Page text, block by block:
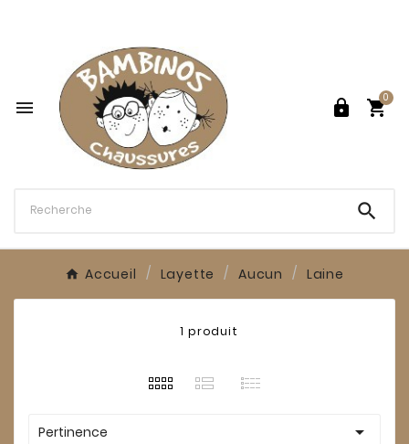
  
0

Accueil Layette Aucun Laine
1 produit
Pertinence 